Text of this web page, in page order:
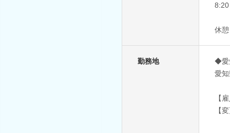
休
勤務地
◆愛
愛
【
【